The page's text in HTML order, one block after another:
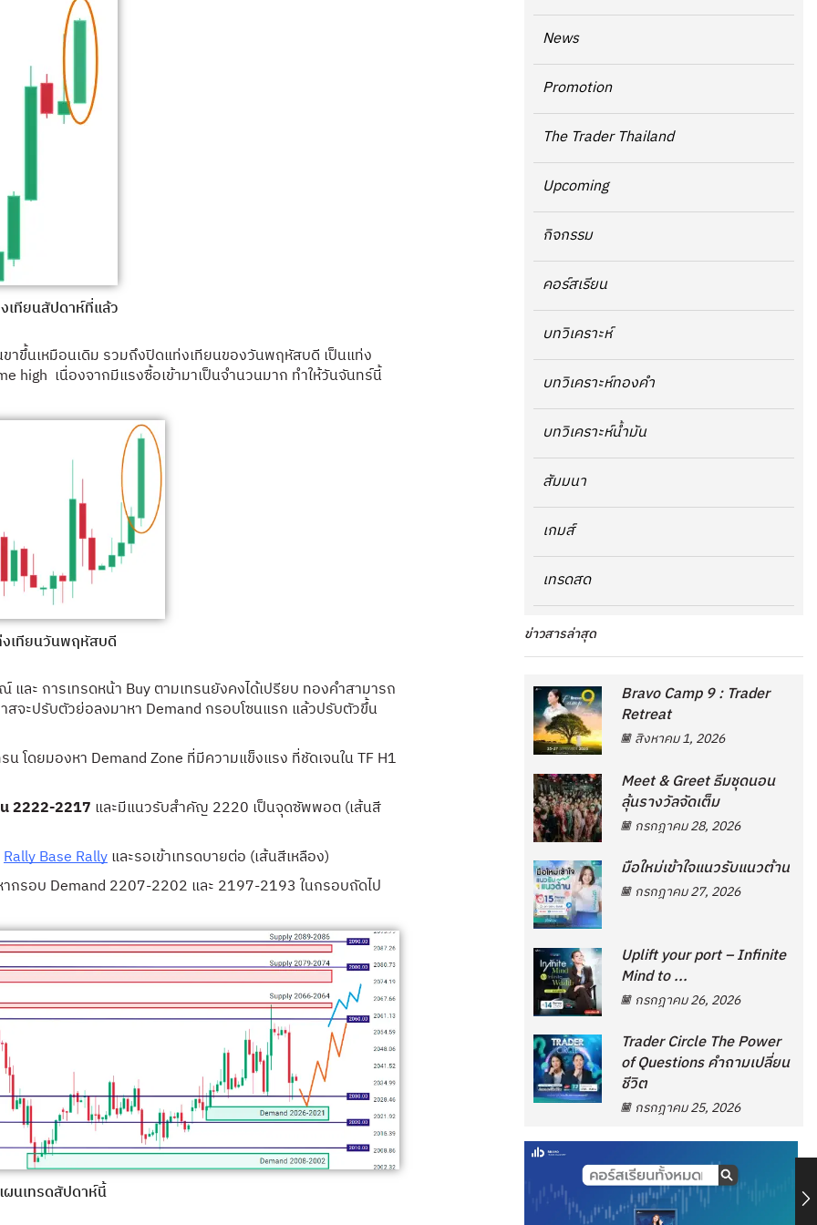
เทียนสัปดาห์ที่แล้ว
าขึ้นเหมือนเดิม รวมถึงปิดแท่งเทียนของวันพฤหัสบดี เป็นแท่ง
high เนื่องจากมีแรงซื้อเข้ามาเป็นจำนวนมาก ทำให้วันจันทร์นี้
เทียนวันพฤหัสบดี
ละ การเทรดหน้า Buy ตามเทรนยังคงได้เปรียบ ทองคำสามารถ
จะปรับตัวย่อลงมาหา Demand กรอบโซนแรก แล้วปรับตัวขึ้น
โดยมองหา Demand Zone ที่มีความแข็งแรง ที่ชัดเจนใน TF H1
2222-2217 และมีแนวรับสำคัญ 2220 เป็นจุดซัพพอต (เส้นสี
Rally Base Rallyและรอเข้าเทรดบายต่อ (เส้นสีเหลือง)
กรอบ Demand 2207-2202 และ 2197-2193 ในกรอบถัดไป
นเทรดสัปดาห์นี้
News
Promotion
The Trader Thailand
Upcoming
กิจกรรม
คอร์สเรียน
บทวิเคราะห์
บทวิเคราะห์ทองคำ
บทวิเคราะห์น้ำมัน
สัมมนา
เกมส์
เทรดสด
ข่าวสารล่าสุด
Bravo Camp 9 : Trader
Retreat
สิงหาคม 1, 2026
Meet & Greet ธีมชุดนอน
ลุ้นรางวัลจัดเต็ม
กรกฎาคม 28, 2026
มือใหม่เข้าใจแนวรับแนวต้าน
กรกฎาคม 27, 2026
Uplift your port – Infinite
Mind to ...
กรกฎาคม 26, 2026
Trader Circle The Power
of Questions คำถามเปลี่ยน
ชีวิต
กรกฎาคม 25, 2026